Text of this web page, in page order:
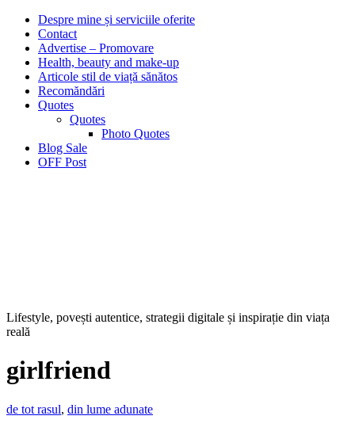
Despre mine și serviciile oferite
Contact
Advertise – Promovare
Health, beauty and make-up
Articole stil de viață sănătos
Recomăndări
Quotes
Quotes
Photo Quotes
Blog Sale
OFF Post
Lifestyle, povești autentice, strategii digitale și inspirație din viața
reală
girlfriend
de tot rasul, din lume adunate